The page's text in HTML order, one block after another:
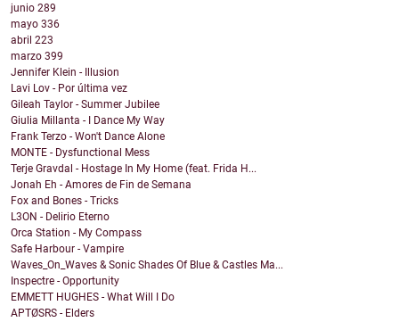
junio 289
mayo 336
abril 223
marzo 399
Jennifer Klein - Illusion
Lavi Lov - Por última vez
Gileah Taylor - Summer Jubilee
Giulia Millanta - I Dance My Way
Frank Terzo - Won't Dance Alone
MONTE - Dysfunctional Mess
Terje Gravdal - Hostage In My Home (feat. Frida H...
Jonah Eh - Amores de Fin de Semana
Fox and Bones - Tricks
L3ON - Delirio Eterno
Orca Station - My Compass
Safe Harbour - Vampire
Waves_On_Waves & Sonic Shades Of Blue & Castles Ma...
Inspectre - Opportunity
EMMETT HUGHES - What Will I Do
APTØSRS - Elders